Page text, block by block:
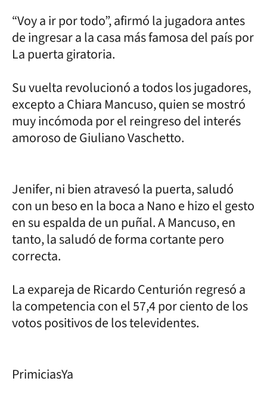
“Voy a ir por todo”, afirmó la jugadora antes
de ingresar a la casa más famosa del país por
La puerta giratoria.
Su vuelta revolucionó a todos los jugadores,
excepto a Chiara Mancuso, quien se mostró
muy incómoda por el reingreso del interés
amoroso de Giuliano Vaschetto.
Jenifer, ni bien atravesó la puerta, saludó
con un beso en la boca a Nano e hizo el gesto
en su espalda de un puñal. A Mancuso, en
tanto, la saludó de forma cortante pero
correcta.
La expareja de Ricardo Centurión regresó a
la competencia con el 57,4 por ciento de los
votos positivos de los televidentes.
PrimiciasYa